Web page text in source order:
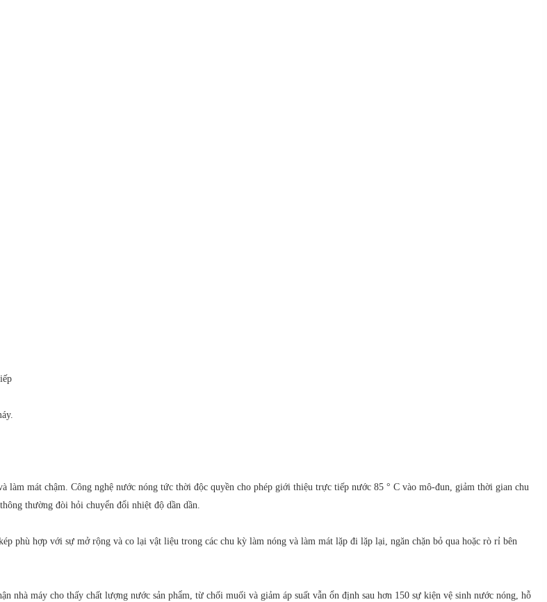
làm mát chậm. Công nghệ nước nóng tức thời độc quyền cho phép giới thiệu trực tiếp nước 85 ° C vào mô-đun, giảm thời gian chu
thường đòi hỏi chuyển đổi nhiệt độ dần dần.
phù hợp với sự mở rộng và co lại vật liệu trong các chu kỳ làm nóng và làm mát lặp đi lặp lại, ngăn chặn bỏ qua hoặc rò rỉ bên
nhà máy cho thấy chất lượng nước sản phẩm, từ chối muối và giảm áp suất vẫn ổn định sau hơn 150 sự kiện vệ sinh nước nóng, hỗ